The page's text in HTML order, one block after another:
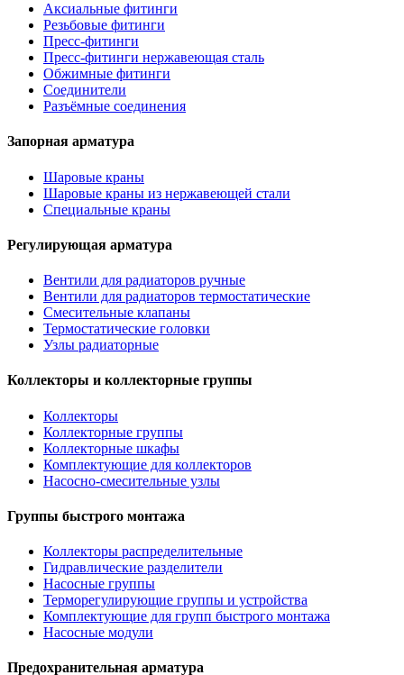
Аксиальные фитинги
Резьбовые фитинги
Пресс-фитинги
Пресс-фитинги нержавеющая сталь
Обжимные фитинги
Соединители
Разъёмные соединения
Запорная арматура
Шаровые краны
Шаровые краны из нержавеющей стали
Специальные краны
Регулирующая арматура
Вентили для радиаторов ручные
Вентили для радиаторов термостатические
Смесительные клапаны
Термостатические головки
Узлы радиаторные
Коллекторы и коллекторные группы
Коллекторы
Коллекторные группы
Коллекторные шкафы
Комплектующие для коллекторов
Насосно-смесительные узлы
Группы быстрого монтажа
Коллекторы распределительные
Гидравлические разделители
Насосные группы
Терморегулирующие группы и устройства
Комплектующие для групп быстрого монтажа
Насосные модули
Предохранительная арматура